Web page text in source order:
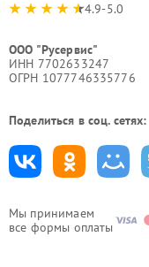
Мы принимаем
все формы оплаты
4.9-5.0
ООО "Русервис"
ИНН 7702633247
ОГРН 1077746335776
Поделиться в соц. сетях: